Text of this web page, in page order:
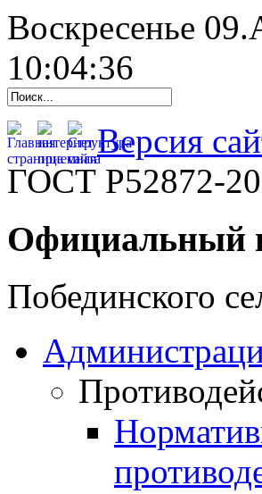
Воскресенье
10:04:37
Версия
ГОСТ Р52872-
Официальный
Побединского